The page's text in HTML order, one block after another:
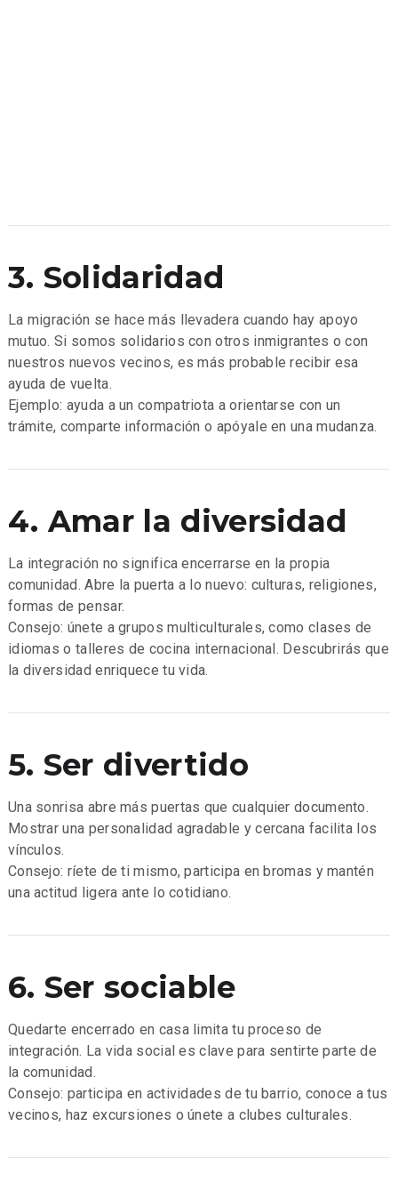
3. Solidaridad
La migración se hace más llevadera cuando hay apoyo
mutuo. Si somos solidarios con otros inmigrantes o con
nuestros nuevos vecinos, es más probable recibir esa
ayuda de vuelta.
Ejemplo: ayuda a un compatriota a orientarse con un
trámite, comparte información o apóyale en una mudanza.
4. Amar la diversidad
La integración no significa encerrarse en la propia
comunidad. Abre la puerta a lo nuevo: culturas, religiones,
formas de pensar.
Consejo: únete a grupos multiculturales, como clases de
idiomas o talleres de cocina internacional. Descubrirás que
la diversidad enriquece tu vida.
5. Ser divertido
Una sonrisa abre más puertas que cualquier documento.
Mostrar una personalidad agradable y cercana facilita los
vínculos.
Consejo: ríete de ti mismo, participa en bromas y mantén
una actitud ligera ante lo cotidiano.
6. Ser sociable
Quedarte encerrado en casa limita tu proceso de
integración. La vida social es clave para sentirte parte de
la comunidad.
Consejo: participa en actividades de tu barrio, conoce a tus
vecinos, haz excursiones o únete a clubes culturales.